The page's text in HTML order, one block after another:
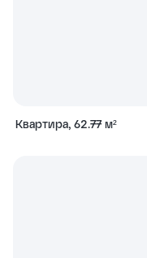
Квартира, 62.77 м²